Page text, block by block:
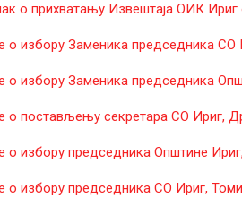
о прихватању Извештаја ОИК
избору Заменика председника СО
избору Заменика председника
постављењу секретара СО Ириг,
избору председника Општине
избору председника СО Ириг,